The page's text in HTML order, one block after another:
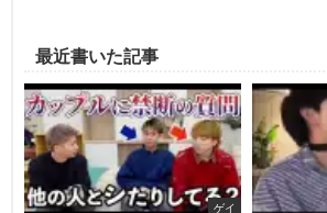
最近書いた記事
ゲイ